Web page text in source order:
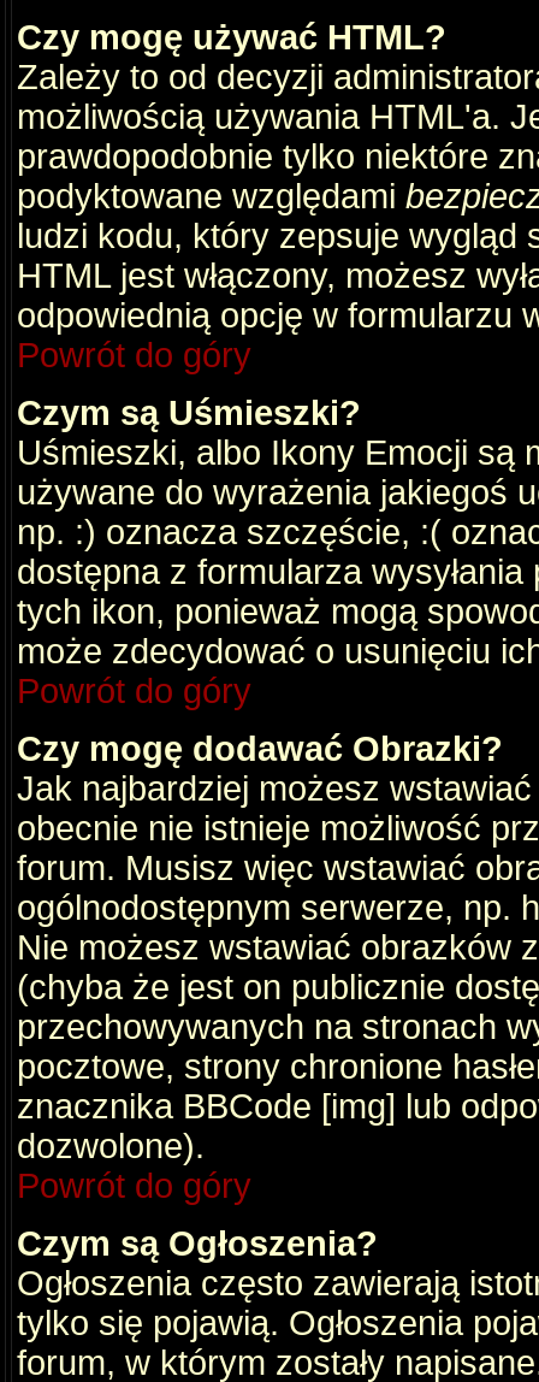
Czy mogę używać HTML?
Zależy to od decyzji
możliwością używania HTML'a.
prawdopodobnie tylko niektóre
podyktowane względami
ludzi kodu, który zepsuje wygląd
HTML jest włączony, możesz
odpowiednią opcję w formularzu
Powrót do góry
Czym są Uśmieszki?
Uśmieszki, albo Ikony Emocji są
używane do wyrażenia jakiegoś
np. :) oznacza szczęście, :(
dostępna z formularza
tych ikon, ponieważ mogą
może zdecydować o usunięciu
Powrót do góry
Czy mogę dodawać Obrazki?
Jak najbardziej możesz
obecnie nie istnieje możliwość
forum. Musisz więc wstawiać
ogólnodostępnym serwerze, np.
Nie możesz wstawiać obrazków
(chyba że jest on publicznie
przechowywanych na stronach
pocztowe, strony chronione
znacznika BBCode [img] lub
dozwolone).
Powrót do góry
Czym są Ogłoszenia?
Ogłoszenia często zawierają
tylko się pojawią. Ogłoszenia
forum, w którym zostały